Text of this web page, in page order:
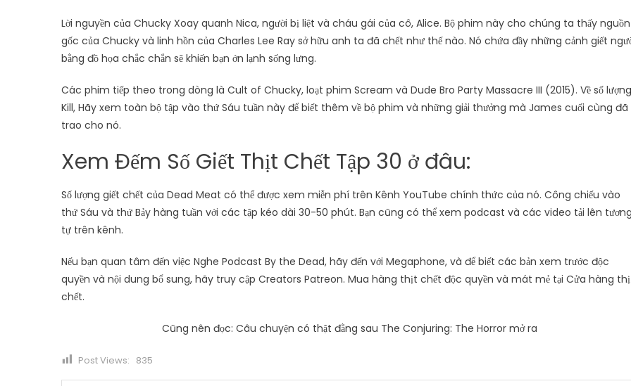
Lời nguyền của Chucky Xoay quanh Nica, người bị liệt và cháu gái của cô, Alice. Bộ phim này cho chúng ta thấy nguồn
gốc của Chucky và linh hồn của Charles Lee Ray sở hữu anh ta đã chết như thế nào. Nó chứa đầy những cảnh giết
bằng đồ họa chắc chắn sẽ khiến bạn ớn lạnh sống lưng.
Các phim tiếp theo trong dòng là Cult of Chucky, loạt phim Scream và Dude Bro Party Massacre III (2015). Về số lượng
Kill, Hãy xem toàn bộ tập vào thứ Sáu tuần này để biết thêm về bộ phim và những giải thưởng mà James cuối cùng đã
trao cho nó.
Xem Đếm Số Giết Thịt Chết Tập 30 ở đâu:
Số lượng giết chết của Dead Meat có thể được xem miễn phí trên Kênh YouTube chính thức của nó. Công chiếu vào
thứ Sáu và thứ Bảy hàng tuần với các tập kéo dài 30-50 phút. Bạn cũng có thể xem podcast và các video tải lên tương
tự trên kênh.
Nếu bạn quan tâm đến việc Nghe Podcast By the Dead, hãy đến với Megaphone, và để biết các bản xem trước độc
quyền và nội dung bổ sung, hãy truy cập Creators Patreon. Mua hàng thịt chết độc quyền và mát mẻ tại Cửa hàng
chết.
Cũng nên đọc: Câu chuyện có thật đằng sau The Conjuring: The Horror mở ra
Post Views: 835